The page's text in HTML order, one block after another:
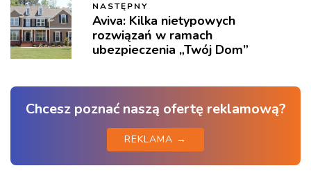
NASTĘPNY
Aviva: Kilka nietypowych
rozwiązań w ramach
ubezpieczenia „Twój Dom”
Chcesz poznać naszą ofertę reklamową?
REKLAMA →